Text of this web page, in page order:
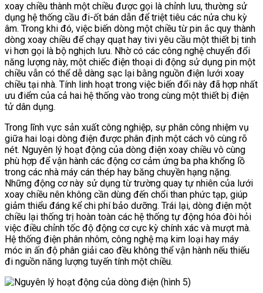
xoay chiều thành một chiều được gọi là chỉnh lưu, thường sử
dụng hệ thống cầu đi-ốt bán dẫn để triệt tiêu các nửa chu kỳ
âm. Trong khi đó, việc biến dòng một chiều từ pin ắc quy thành
dòng xoay chiều để chạy quạt hay tivi yêu cầu một thiết bị tinh
vi hơn gọi là bộ nghịch lưu. Nhờ có các công nghệ chuyển đổi
năng lượng này, một chiếc điện thoại di động sử dụng pin một
chiều vẫn có thể dễ dàng sạc lại bằng nguồn điện lưới xoay
chiều tại nhà. Tính linh hoạt trong việc biến đổi này đã hợp nhất
ưu điểm của cả hai hệ thống vào trong cùng một thiết bị điện
tử dân dụng.
Trong lĩnh vực sản xuất công nghiệp, sự phân công nhiệm vụ
giữa hai loại dòng điện được phân định một cách vô cùng rõ
nét. Nguyên lý hoạt động của dòng điện xoay chiều vô cùng
phù hợp để vận hành các động cơ cảm ứng ba pha khổng lồ
trong các nhà máy cán thép hay băng chuyền hạng nặng.
Những động cơ này sử dụng từ trường quay tự nhiên của lưới
xoay chiều nên không cần dùng đến chổi than phức tạp, giúp
giảm thiểu đáng kể chi phí bảo dưỡng. Trái lại, dòng điện một
chiều lại thống trị hoàn toàn các hệ thống tự động hóa đòi hỏi
việc điều chỉnh tốc độ động cơ cực kỳ chính xác và mượt mà.
Hệ thống điện phân nhôm, công nghệ mạ kim loại hay máy
móc in ấn độ phân giải cao đều không thể vận hành nếu thiếu
đi nguồn năng lượng tuyến tính một chiều.